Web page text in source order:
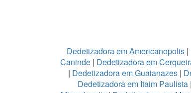
Dedetizadora em Americanopolis |
Caninde| Dedetizadora em
| Dedetizadora em Guaianazes |
Dedetizadora em Itaim Paulista |